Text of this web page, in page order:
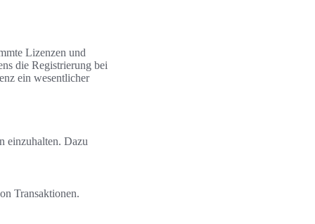
Lizenzen und
die Registrierung bei
ein wesentlicher
einzuhalten. Dazu
Transaktionen.